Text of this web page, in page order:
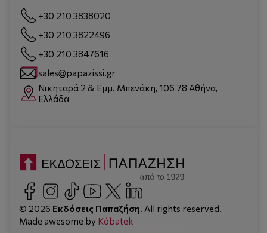
+30 210 3838020
+30 210 3822496
+30 210 3847616
sales@papazissi.gr
Νικηταρά 2 & Εμμ. Μπενάκη, 106 78 Αθήνα,
Ελλάδα
© 2026 Εκδόσεις Παπαζήση. All rights reserved.
Made awesome by Kόbatek